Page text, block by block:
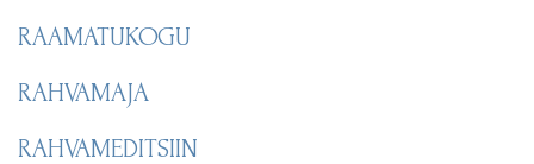
RAAMATUKOGU
RAHVAMAJA
RAHVAMEDITSIIN